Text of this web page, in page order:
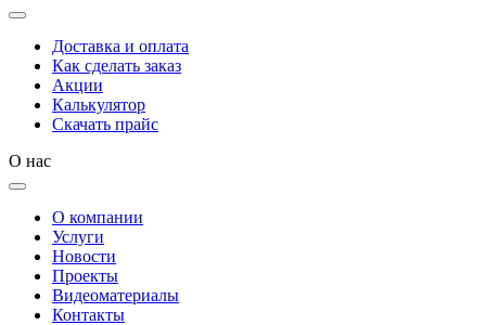
Доставка и оплата
Как сделать заказ
Акции
Калькулятор
Скачать прайс
О нас
О компании
Услуги
Новости
Проекты
Видеоматериалы
Контакты